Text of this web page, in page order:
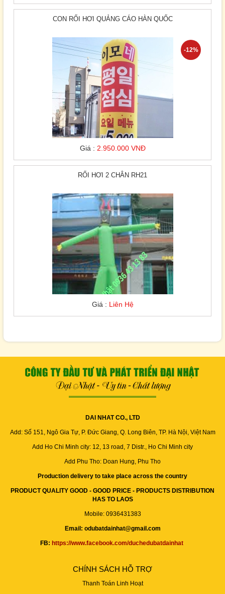
CON RỐI HƠI QUẢNG CÁO HÀN QUỐC
-12%
Giá : 2.950.000 VNĐ
RỐI HƠI 2 CHÂN RH21
Giá : Liên Hệ
DAI NHAT CO., LTD
Add: Số 151, Ngô Gia Tự, P. Đức Giang, Q. Long Biên, TP. Hà Nội, Việt Nam
Add Ho Chi Minh city: 12, 13 road, 7 Distr., Ho Chi Minh city
Add Phu Tho: Doan Hung, Phu Tho
Production delivery to take place across the country
PRODUCT QUALITY GOOD - GOOD PRICE - PRODUCTS DISTRIBUTION
HAS TO LAOS
Mobile: 0936431383
Email: odubatdainhat@gmail.com
FB: https://www.facebook.com/duchedubatdainhat
CHÍNH SÁCH HỖ TRỢ
Thanh Toán Linh Hoạt